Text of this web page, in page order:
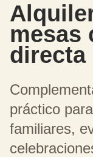
mesas
directa
práctico
familiares,